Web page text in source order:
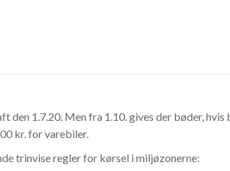
den 1.7.20. Men fra 1.10. gives der bøder,
kr. for varebiler.
trinvise regler for kørsel i miljøzonerne: